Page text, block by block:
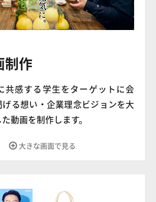
制作
共感する学生をターゲットに会
る想い・企業理念ビジョンを大
動画を制作します。
大きな画面で見る